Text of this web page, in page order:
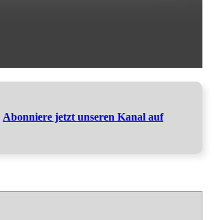
Abonniere jetzt unseren Kanal auf